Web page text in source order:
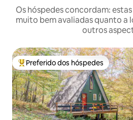
Os hóspedes concordam:
muito bem avaliadas quanto a
outros
Entre os melhores preferidos dos
Preferido dos hóspedes